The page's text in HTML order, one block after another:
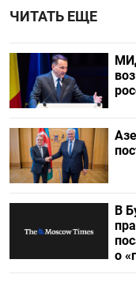
ЧИТАТЬ ЕЩЕ
В
о